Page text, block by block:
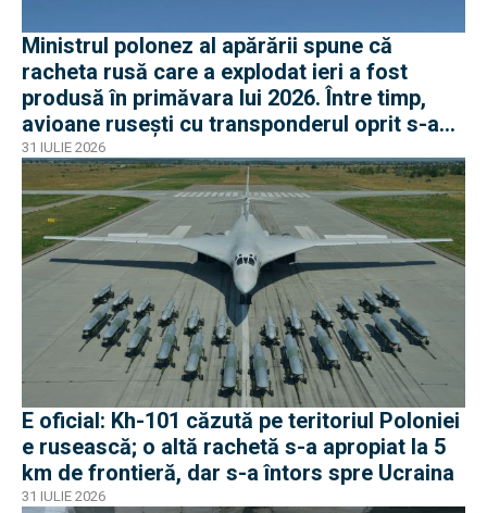
Ministrul polonez al apărării spune că
racheta rusă care a explodat ieri a fost
produsă în primăvara lui 2026. Între timp,
avioane rusești cu transponderul oprit s-au
apropiat de frontiera Poloniei
31 IULIE 2026
E oficial: Kh-101 căzută pe teritoriul Poloniei
e rusească; o altă rachetă s-a apropiat la 5
km de frontieră, dar s-a întors spre Ucraina
31 IULIE 2026